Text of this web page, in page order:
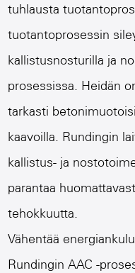
tuhlausta
tuotantoprosessin
kallistusnosturilla ja
prosessissa. Heidän
tarkasti
kaavoilla. Rundingin
kallistus- ja
parantaa
tehokkuutta.
Vähentää
Rundingin AAC -